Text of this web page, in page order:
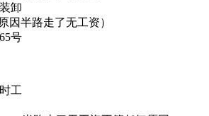
卸
因半路走了无工资）
号
工